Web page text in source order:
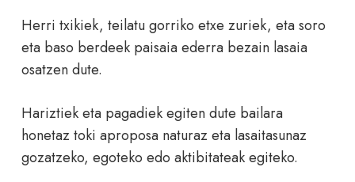
Herri txikiek, teilatu gorriko etxe zuriek, eta soro
eta baso berdeek paisaia ederra bezain lasaia
osatzen dute.
Hariztiek eta pagadiek egiten dute bailara
honetaz toki aproposa naturaz eta lasaitasunaz
gozatzeko, egoteko edo aktibitateak egiteko.